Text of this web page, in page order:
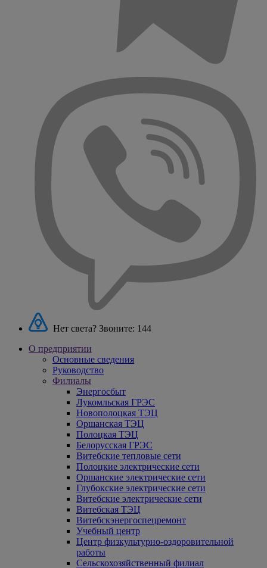
Нет света? Звоните: 144
О предприятии
Основные сведения
Руководство
Филиалы
Энергосбыт
Лукомльская ГРЭС
Новополоцкая ТЭЦ
Оршанская ТЭЦ
Полоцкая ТЭЦ
Белорусская ГРЭС
Витебские тепловые сети
Полоцкие электрические сети
Оршанские электрические сети
Глубокские электрические сети
Витебские электрические сети
Витебская ТЭЦ
Витебскэнергоспецремонт
Учебный центр
Центр физкультурно-оздоровительной
работы
Сельскохозяйственный филиал